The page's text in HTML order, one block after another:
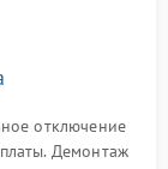
отключение
Демонтаж